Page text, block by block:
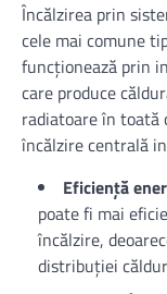
Încălzirea prin
cele mai comune
funcționează prin
care produce
radiatoare în toată
încălzire centrală
Eficiență
poate fi mai
încălzire,
distribuției